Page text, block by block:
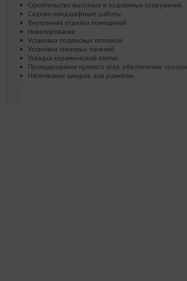
Строительство высотных и подземных сооружений
Садово-ландшафтные работы
Внутренняя отделка помещений
Нивелирование
Установка подвесных потолков
Установка стеновых панелей
Укладка керамической плитки
Проецирование прямого угла, обеспечение
Натягивание шнуров для разметки